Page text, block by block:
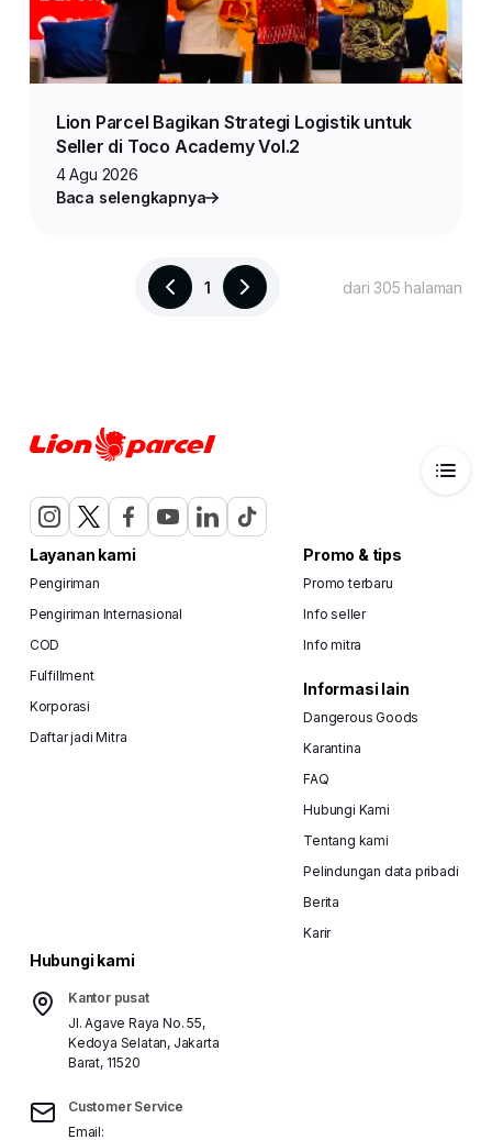
Lion Parcel Bagikan Strategi Logistik untuk
Seller di Toco Academy Vol.2
4 Agu 2026
Baca selengkapnya
1 dari 305 halaman
Layanan kami
Pengiriman
Pengiriman Internasional
COD
Fulfillment
Korporasi
Daftar jadi Mitra
Promo & tips
Promo terbaru
Info seller
Info mitra
Informasi lain
Dangerous Goods
Karantina
FAQ
Hubungi Kami
Tentang kami
Pelindungan data pribadi
Berita
Karir
Hubungi kami
Kantor pusat
Jl. Agave Raya No. 55,
Kedoya Selatan, Jakarta
Barat, 11520
Customer Service
Email: